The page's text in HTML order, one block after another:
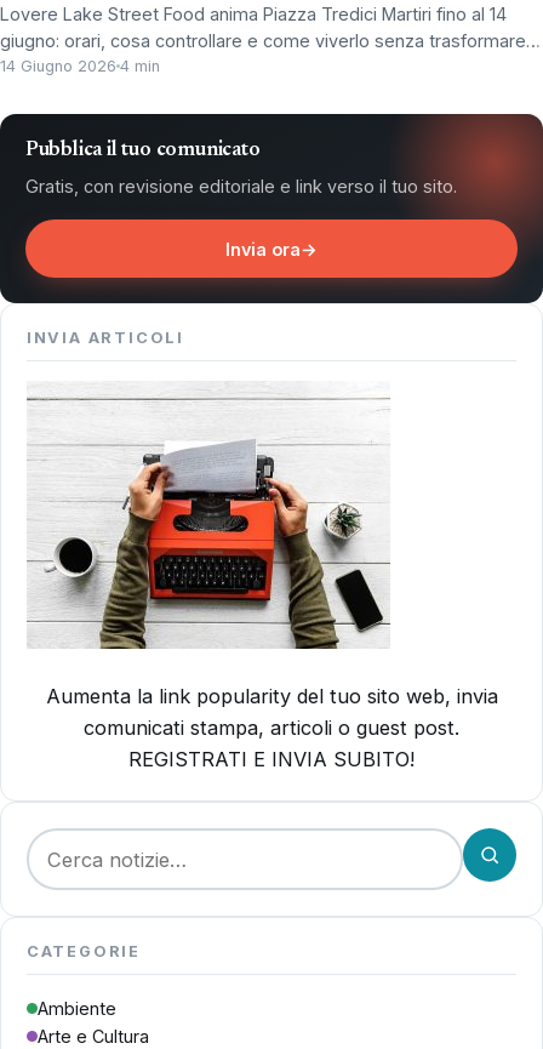
Lovere Lake Street Food anima Piazza Tredici Martiri fino al 14
giugno: orari, cosa controllare e come viverlo senza trasformare…
14 Giugno 2026 4 min
Pubblica il tuo comunicato
Gratis, con revisione editoriale e link verso il tuo sito.
Invia ora→
INVIA ARTICOLI
Aumenta la link popularity del tuo sito web, invia
comunicati stampa, articoli o guest post.
REGISTRATI E INVIA SUBITO!
Cerca:
CATEGORIE
Ambiente
Arte e Cultura